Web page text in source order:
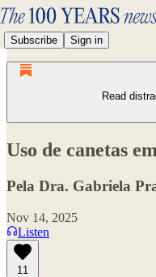
Subscribe Sign in
Read
Uso de canetas
Pela Dra. Gabriela
Nov 14, 2025
Listen
11